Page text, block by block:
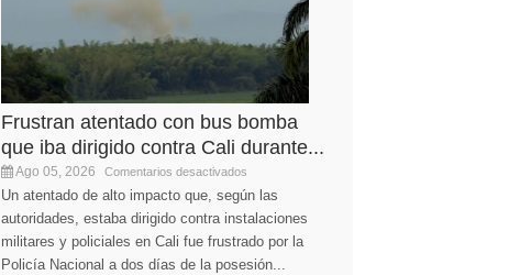
Frustran atentado con bus bomba
que iba dirigido contra Cali durante...
Ago 05, 2026 Comentarios desactivados
Un atentado de alto impacto que, según las
autoridades, estaba dirigido contra instalaciones
militares y policiales en Cali fue frustrado por la
Policía Nacional a dos días de la posesión...